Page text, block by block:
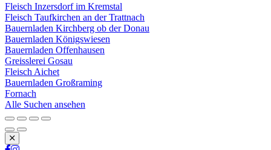
Fleisch Inzersdorf im Kremstal
Fleisch Taufkirchen an der Trattnach
Bauernladen Kirchberg ob der Donau
Bauernladen Königswiesen
Bauernladen Offenhausen
Greisslerei Gosau
Fleisch Aichet
Bauernladen Großraming
Fornach
Alle Suchen ansehen
Schließen